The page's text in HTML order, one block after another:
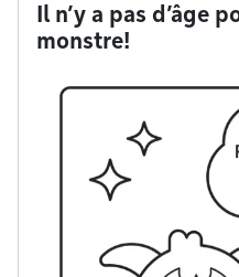
Il n’y a pas d’âge
monstre!